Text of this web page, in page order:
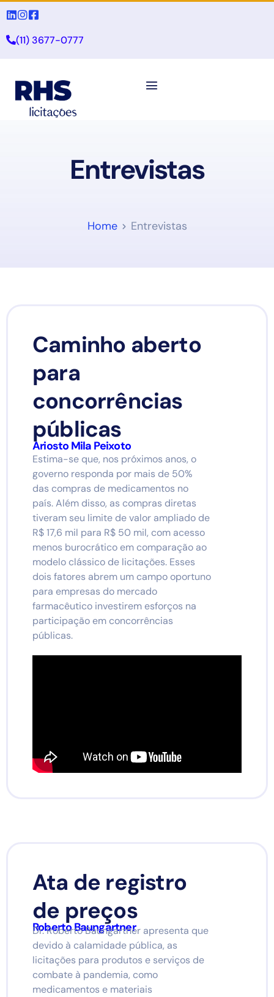
(11) 3677-0777
Entrevistas
Home Entrevistas
Caminho aberto
para
concorrências
públicas
Ariosto Mila Peixoto
Estima-se que, nos próximos anos, o
governo responda por mais de 50%
das compras de medicamentos no
país. Além disso, as compras diretas
tiveram seu limite de valor ampliado de
R$ 17,6 mil para R$ 50 mil, com acesso
menos burocrático em comparação ao
modelo clássico de licitações. Esses
dois fatores abrem um campo oportuno
para empresas do mercado
farmacêutico investirem esforços na
participação em concorrências
públicas.
Ata de registro
de preços
Roberto Baungartner
Dr. Roberto Baungartner apresenta que
devido à calamidade pública, as
licitações para produtos e serviços de
combate à pandemia, como
medicamentos e materiais